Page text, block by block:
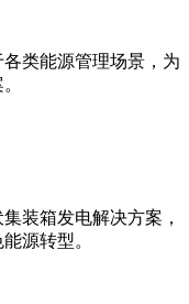
类能源管理场景，为
装箱发电解决方案，
源转型。